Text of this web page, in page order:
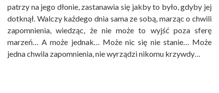
patrzy na jego dłonie, zastanawia się jakby to było, gdyby jej
dotknął. Walczy każdego dnia sama ze sobą, marząc o chwili
zapomnienia, wiedząc, że nie może to wyjść poza sferę
marzeń… A może jednak… Może nic się nie stanie… Może
jedna chwila zapomnienia, nie wyrządzi nikomu krzywdy…